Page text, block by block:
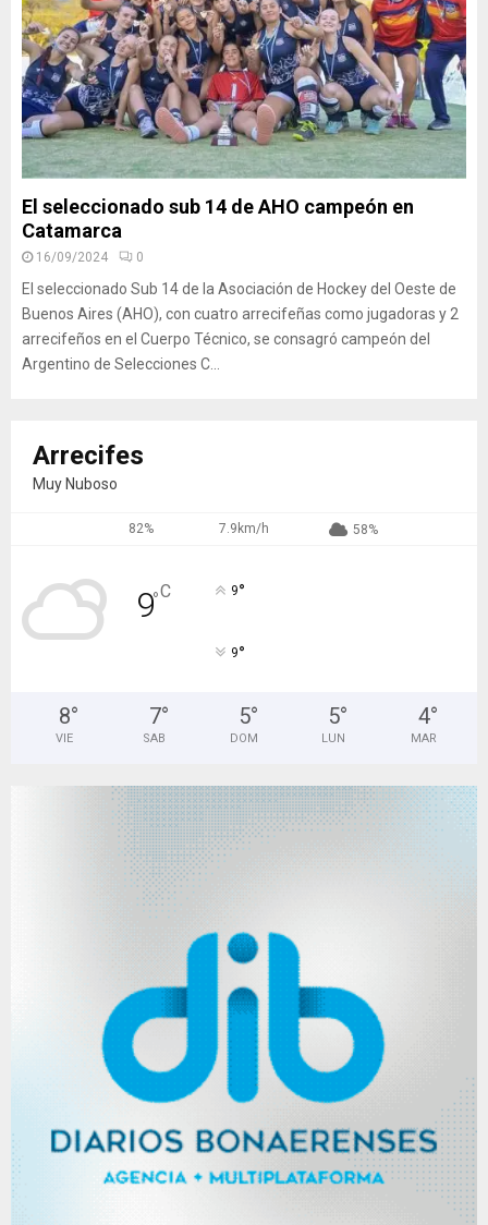
El seleccionado sub 14 de AHO campeón en
Catamarca
16/09/2024 0
El seleccionado Sub 14 de la Asociación de Hockey del Oeste de
Buenos Aires (AHO), con cuatro arrecifeñas como jugadoras y 2
arrecifeños en el Cuerpo Técnico, se consagró campeón del
Argentino de Selecciones C...
Arrecifes
Muy Nuboso
82% 7.9km/h 58%
9°C 9°
9°
8°
VIE
7°
SAB
5°
DOM
5°
LUN
4°
MAR